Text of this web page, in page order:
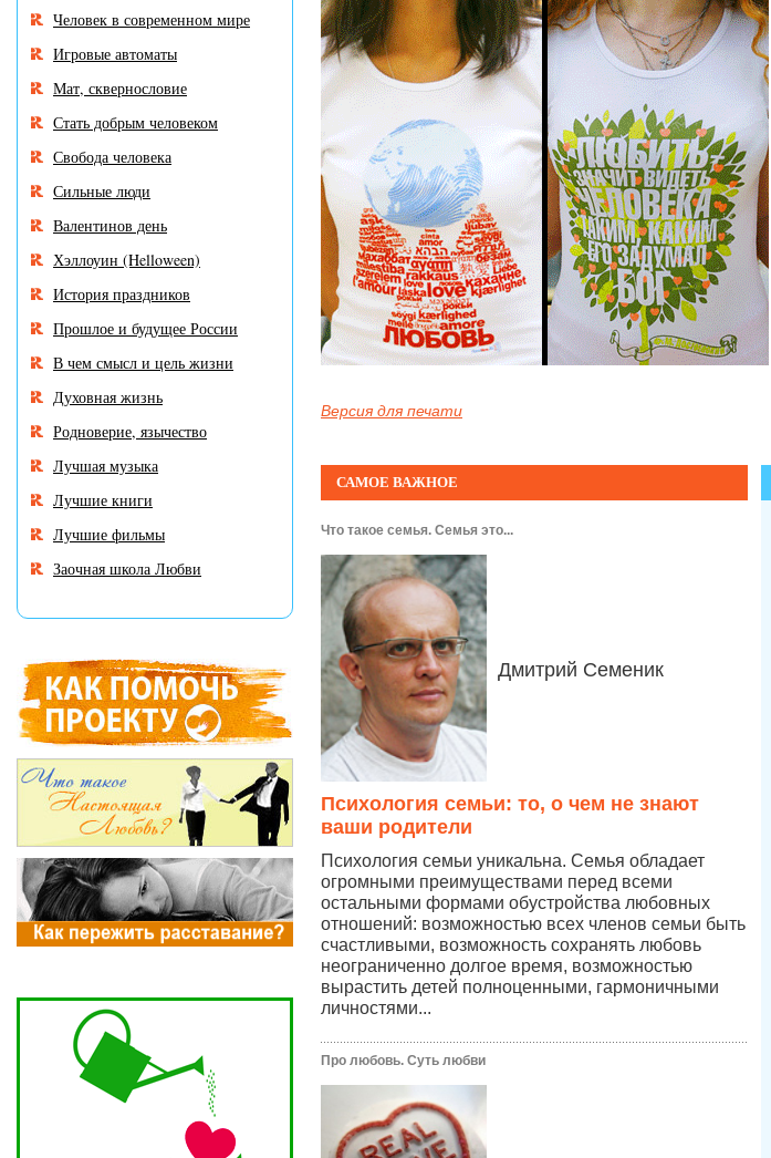
Версия для печати
САМОЕ ВАЖНОЕ
Что такое семья. Семья это...
Дмитрий Семеник
Психология семьи: то, о чем не знают
ваши родители
Психология семьи уникальна. Семья обладает
огромными преимуществами перед всеми
остальными формами обустройства любовных
отношений: возможностью всех членов семьи быть
счастливыми, возможность сохранять любовь
неограниченно долгое время, возможностью
вырастить детей полноценными, гармоничными
личностями...
Про любовь. Суть любви
Человек в современном мире
Игровые автоматы
Мат, сквернословие
Стать добрым человеком
Свобода человека
Сильные люди
Валентинов день
Хэллоуин (Helloween)
История праздников
Прошлое и будущее России
В чем смысл и цель жизни
Духовная жизнь
Родноверие, язычество
Лучшая музыка
Лучшие книги
Лучшие фильмы
Заочная школа Любви